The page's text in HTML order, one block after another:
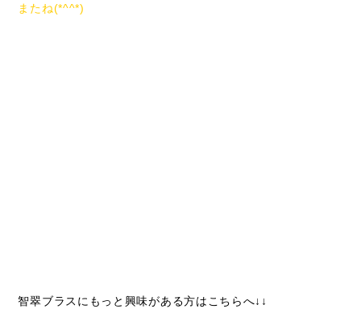
またね(*^^*)
智翠ブラスにもっと興味がある方はこちらへ↓↓